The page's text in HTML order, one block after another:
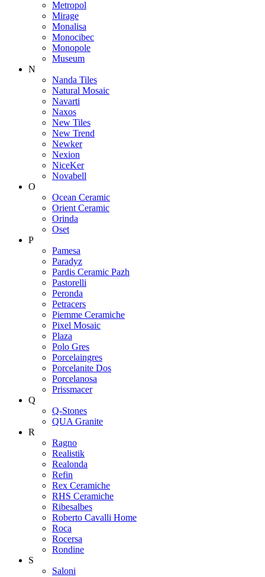
Metropol
Mirage
Monalisa
Monocibec
Monopole
Museum
N
Nanda Tiles
Natural Mosaic
Navarti
Naxos
New Tiles
New Trend
Newker
Nexion
NiceKer
Novabell
O
Ocean Ceramic
Orient Ceramic
Orinda
Oset
P
Pamesa
Paradyz
Pardis Ceramic Pazh
Pastorelli
Peronda
Petracers
Piemme Ceramiche
Pixel Mosaic
Plaza
Polo Gres
Porcelaingres
Porcelanite Dos
Porcelanosa
Prissmacer
Q
Q-Stones
QUA Granite
R
Ragno
Realistik
Realonda
Refin
Rex Ceramiche
RHS Ceramiche
Ribesalbes
Roberto Cavalli Home
Roca
Rocersa
Rondine
S
Saloni